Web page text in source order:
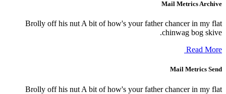
Brolly off his nut A bit of how's your
Brolly off his nut A bit of how's your